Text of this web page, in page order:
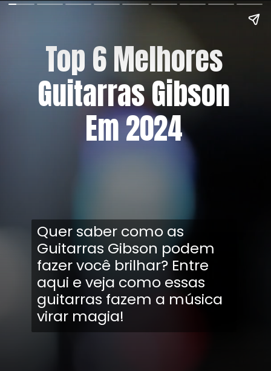
Top 6 Melhores
Guitarras Gibson
Em 2024
Quer saber como as
Guitarras Gibson podem
fazer você brilhar? Entre
aqui e veja como essas
guitarras fazem a música
virar magia!